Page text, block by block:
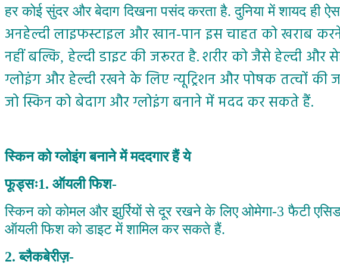
हर कोई सुंदर और बेदाग दिखना पसंद करता है. दुनिया में शायद ही
अनहेल्दी लाइफस्टाइल और खान-पान इस चाहत को खराब
नहीं बल्कि, हेल्दी डाइट की जरूरत है. शरीर को जैसे हेल्दी
ग्लोइंग और हेल्दी रखने के लिए न्यूट्रिशन और पोषक तत्वों की
जो स्किन को बेदाग और ग्लोइंग बनाने में मदद कर सकते हैं.
स्किन को ग्लोइंग बनाने में मददगार हैं ये
फूड्सः1. ऑयली फिश-
स्किन को कोमल और झुर्रियों से दूर रखने के लिए ओमेगा-3 फैटी
ऑयली फिश को डाइट में शामिल कर सकते हैं.
2. ब्लैकबेरीज़-